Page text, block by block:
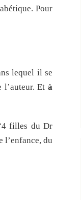
Pour
lequel il se
Et à
filles du Dr
l’enfance, du